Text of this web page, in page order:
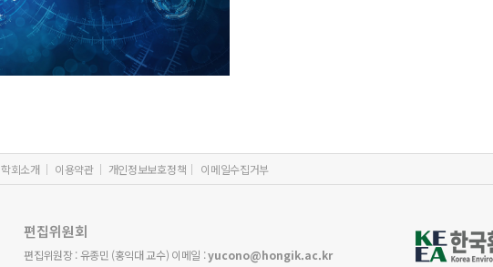
학회소개 이용약관 개인정보보호정책 이메일수집거부
편집위원회
편집위원장 : 유종민 (홍익대 교수) 이메일 :yucono@hongik.ac.kr